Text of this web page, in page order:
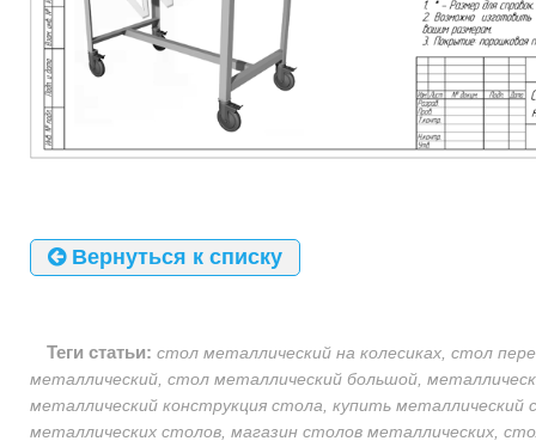
Вернуться к списку
Теги статьи: cтол металлический на колесиках, стол
металлический, стол металлический большой,
металлический конструкция стола, купить металлический
металлических столов, магазин столов металлических,